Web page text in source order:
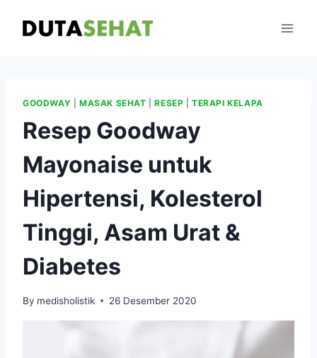
GOODWAY MASAK SEHAT |RESEP |TERAPI KELAPA
Resep Goodway
Mayonaise untuk
Hipertensi, Kolesterol
Tinggi, Asam Urat &
Diabetes
By medisholistik 26 Desember 2020